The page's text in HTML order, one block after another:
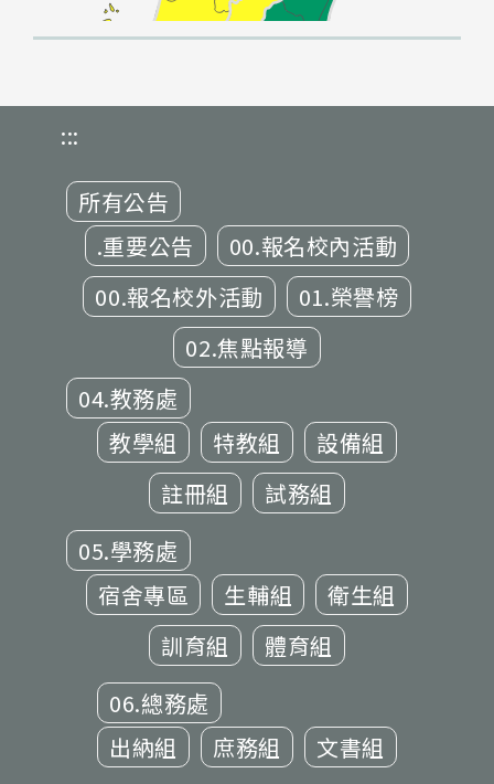
:::
所有公告
.重要公告
00.報名校內活動
00.報名校外活動
01.榮譽榜
02.焦點報導
04.教務處
教學組
特教組
設備組
註冊組
試務組
05.學務處
宿舍專區
生輔組
衛生組
訓育組
體育組
06.總務處
出納組
庶務組 文書組